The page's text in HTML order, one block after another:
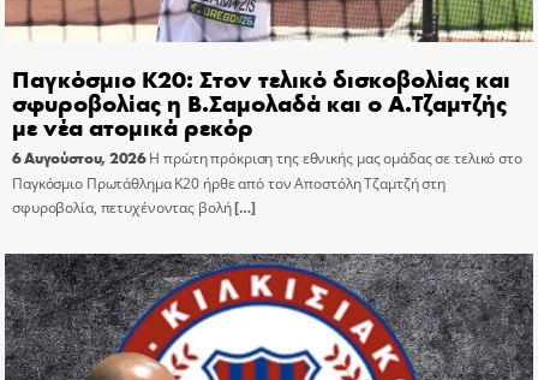
Παγκόσμιο Κ20: Στον τελικό δισκοβολίας και
σφυροβολίας η Β.Σαμολαδά και ο Α.Τζαμτζής
με νέα ατομικά ρεκόρ
6 Αυγούστου, 2026 Η πρώτη πρόκριση της εθνικής μας ομάδας σε τελικό στο
Παγκόσμιο Πρωτάθλημα Κ20 ήρθε από τον Αποστόλη Τζαμτζή στη
σφυροβολία, πετυχένοντας βολή[…]